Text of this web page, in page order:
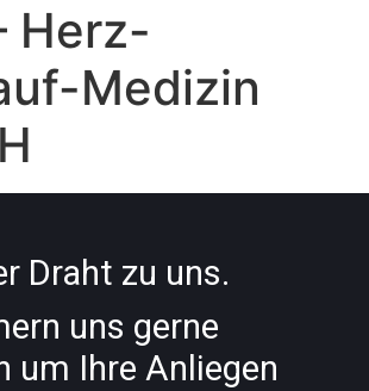
Herz-
Medizin
Draht zu uns.
uns gerne
um Ihre Anliegen